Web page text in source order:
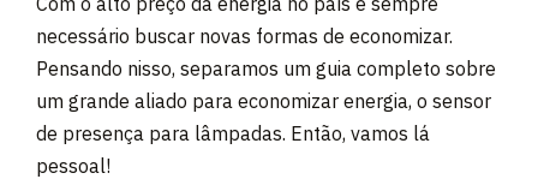
necessário buscar novas formas de economizar.
Pensando nisso, separamos um guia completo sobre
um grande aliado para economizar energia, o sensor
de presença para lâmpadas. Então, vamos lá
pessoal!